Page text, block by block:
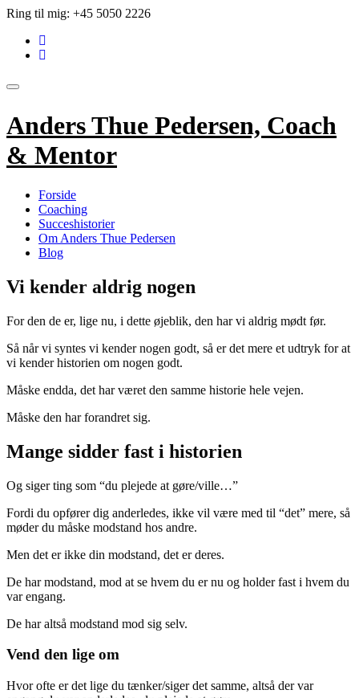
Videre
indhold
Ring til mig: +45 5050 2226
fa-
linkedin-
fa-
Skift
Anders Thue Pedersen, Coach
& Mentor
Forside
Coaching
Succeshistorier
Om Anders Thue Pedersen
Blog
Vi kender aldrig nogen
For den de er, lige nu, i dette øjeblik, den har vi aldrig mødt før.
Så når vi syntes vi kender nogen godt, så er det mere et udtryk for at
vi kender historien om nogen godt.
Måske endda, det har været den samme historie hele vejen.
Måske den har forandret sig.
Mange sidder fast i historien
Og siger ting som “du plejede at gøre/ville…”
Fordi du opfører dig anderledes, ikke vil være med til “det” mere, så
møder du måske modstand hos andre.
Men det er ikke din modstand, det er deres.
De har modstand, mod at se hvem du er nu og holder fast i hvem du
var engang.
De har altså modstand mod sig selv.
Vend den lige om
Hvor ofte er det lige du tænker/siger det samme, altså der var